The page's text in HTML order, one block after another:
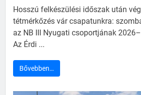
Hosszú felkészülési időszak után
tétmérkőzés vár csapatunkra:
az NB III Nyugati csoportjának
Az Érdi ...
Bővebben…